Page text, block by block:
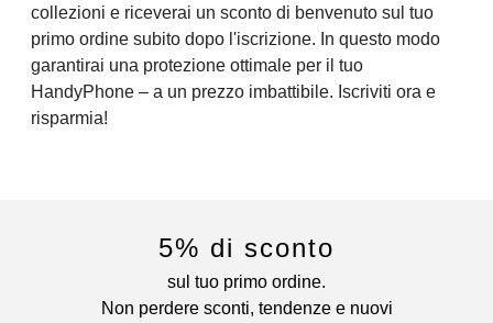
collezioni e riceverai un sconto di benvenuto sul tuo
primo ordine subito dopo l'iscrizione. In questo modo
garantirai una protezione ottimale per il tuo
HandyPhone – a un prezzo imbattibile. Iscriviti ora e
risparmia!
5% di sconto
sul tuo primo ordine.
Non perdere sconti, tendenze e nuovi